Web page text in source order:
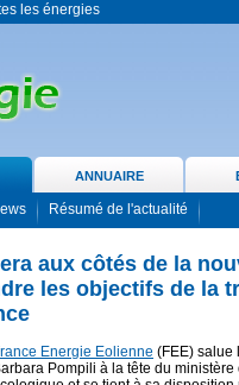
les énergies
ANNUAIRE
Résumé de l'actualité
aux côtés de la
les objectifs de la
Energie Eolienne (FEE) salue
Pompili à la tête du